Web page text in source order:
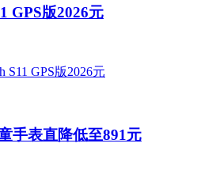
GPS版2026元
手表直降低至891元